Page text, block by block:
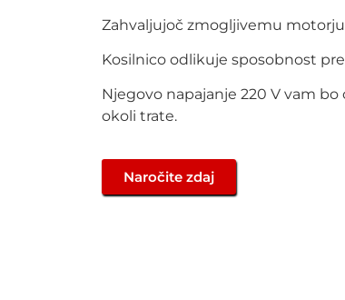
Zahvaljujoč zmogljivemu
Kosilnico odlikuje sposobnost
Njegovo napajanje 220 V vam
okoli trate.
Naročite zdaj